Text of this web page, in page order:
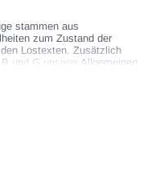
stammen aus
zum Zustand der
Lostexten. Zusätzlich
und G unserer Allgemeinen
nach Einschätzung der
sind mit Verweis auf
gekennzeichnet. Zum
hinzu. Die
nur angewendet, wenn dies
angegeben ist.